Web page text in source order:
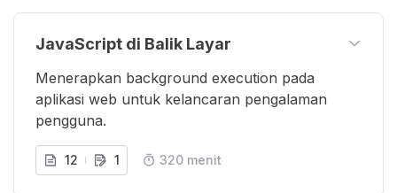
JavaScript di Balik Layar
Menerapkan background execution pada
aplikasi web untuk kelancaran pengalaman
pengguna.
12 1 320 menit